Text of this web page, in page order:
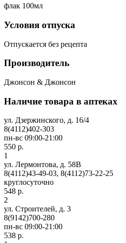
флак 100мл
Условия отпуска
Отпускается без рецепта
Производитель
Джонсон & Джонсон
Наличие товара в аптеках
ул. Дзержинского, д. 16/4
8(4112)402-303
пн-вс 09:00-21:00
550 р.
1
ул. Лермонтова, д. 58В
8(4112)43-49-03, 8(4112)73-22-25
круглосуточно
548 р.
2
ул. Строителей, д. 3
8(9142)700-280
пн-вс 09:00-21:00
538 р.